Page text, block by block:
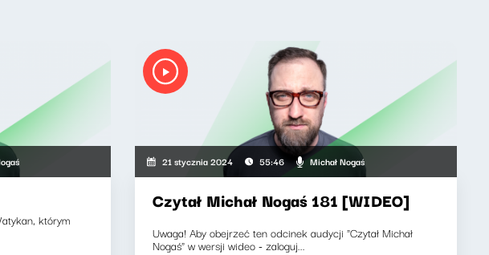
którym
21 stycznia 2024 55:46 Michał Nogaś
Czytał Michał Nogaś 181 [WIDEO]
Uwaga! Aby obejrzeć ten odcinek audycji "Czytał Michał
Nogaś" w wersji wideo - zaloguj...